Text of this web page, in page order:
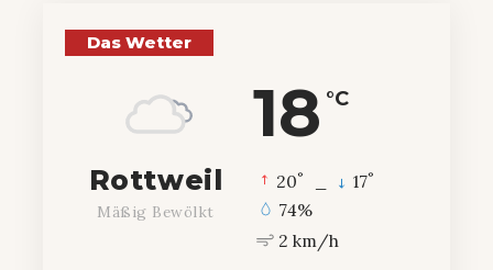
Das Wetter
18 °C
Rottweil
Mäßig Bewölkt
20° 17°
74%
2 km/h